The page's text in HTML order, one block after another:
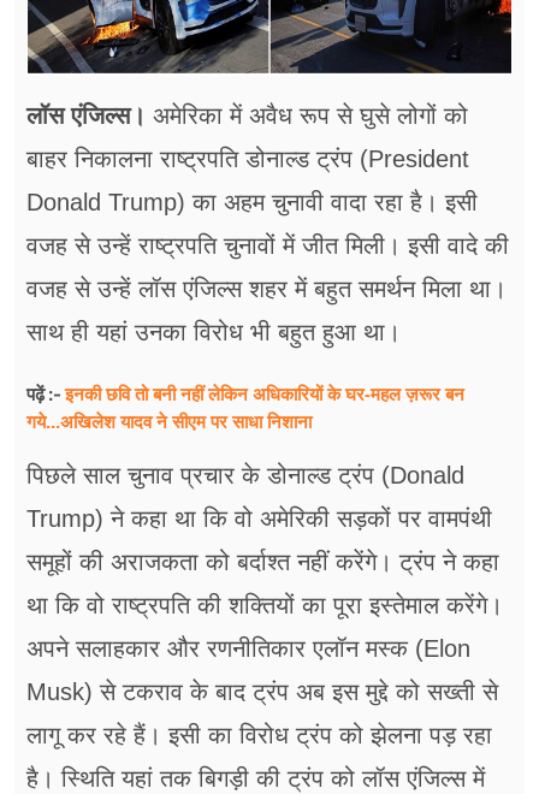
अन्य खबरें
लॉस एंजिल्स। अमेरिका में अवैध रूप से घुसे लोगों को
बाहर निकालना राष्ट्रपति डोनाल्ड ट्रंप (President
Donald Trump) का अहम चुनावी वादा रहा है। इसी
वजह से उन्हें राष्ट्रपति चुनावों में जीत मिली। इसी वादे की
वजह से उन्हें लॉस एंजिल्स शहर में बहुत समर्थन मिला था।
साथ ही यहां उनका विरोध भी बहुत हुआ था।
पढ़ें :-इनकी छवि तो बनी नहीं लेकिन अधिकारियों के घर-महल ज़रूर बन
गये...अखिलेश यादव ने सीएम पर साधा​ निशाना
पिछले साल चुनाव प्रचार के डोनाल्ड ट्रंप (Donald
Trump) ने कहा था कि वो अमेरिकी सड़कों पर वामपंथी
समूहों की अराजकता को बर्दाश्त नहीं करेंगे। ट्रंप ने कहा
था कि वो राष्ट्रपति की शक्तियों का पूरा इस्तेमाल करेंगे।
अपने सलाहकार और रणनीतिकार एलॉन मस्क (Elon
Musk) से टकराव के बाद ट्रंप अब इस मुद्दे को सख्ती से
लागू कर रहे हैं। इसी का विरोध ट्रंप को झेलना पड़ रहा
है। स्थिति यहां तक बिगड़ी की ट्रंप को लॉस एंजिल्स में